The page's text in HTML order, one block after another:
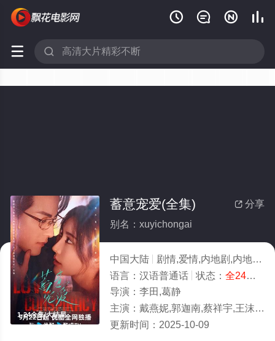
   
 
1-24全集/大结局
 分享
蓄意宠爱(全集)
别名：xuyichongai
中国大陆 剧情,爱情,内地剧,内地
语言： 汉语普通话 状态： 全24集
导演： 李田,葛静
主演： 戴燕妮,郭迦南,蔡祥宇,王沫溪,范晓东,林潇,李是,马东延,栾浚威,萧松原,陈欢,葛兆美,马昕
更新时间： 2025-10-09